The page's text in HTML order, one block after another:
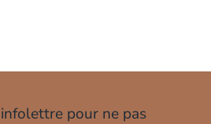
pour ne pas